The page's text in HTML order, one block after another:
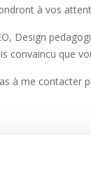
à vos
Design
convaincu que
à me contacter